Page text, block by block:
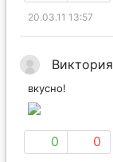
20.03.11 13:57
Виктория
вкусно!
0 0